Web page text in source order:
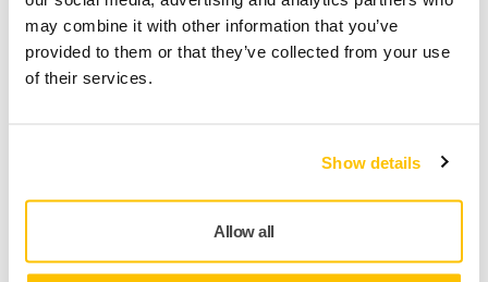
may combine it with other information that you’ve
provided to them or that they’ve collected from your use
of their services.
Show details
Allow all
Contact opnemen met de klantenservice
Technische details
Een duurzaam allround schuurmiddel. De sterke papieren